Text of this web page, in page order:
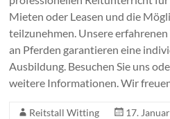
Mieten oder Leasen und die
teilzunehmen. Unsere
an Pferden garantieren eine
Ausbildung. Besuchen Sie uns
weitere Informationen. Wir
Reitstall Witting 17.